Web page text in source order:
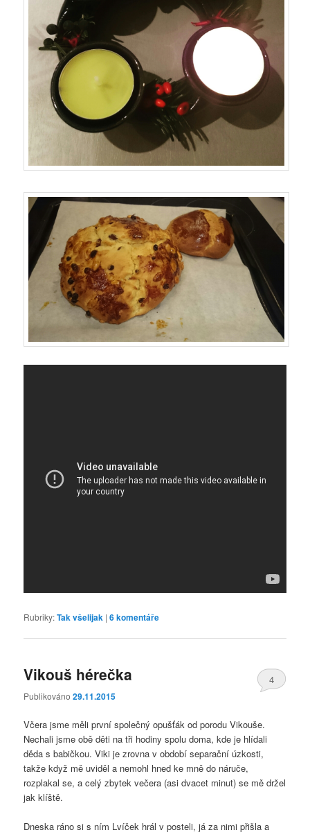
Rubriky:Tak všelijak |6komentáře
Vikouš hérečka
Publikováno29.11.2015
4
Včera jsme měli první společný opušťák od porodu Vikouše.
Nechali jsme obě děti na tři hodiny spolu doma, kde je hlídali
děda s babičkou. Viki je zrovna v období separační úzkosti,
takže když mě uviděl a nemohl hned ke mně do náruče,
rozplakal se, a celý zbytek večera (asi dvacet minut) se mě držel
jak klíště.
Dneska ráno si s ním Lvíček hrál v posteli, já za nimi přišla a